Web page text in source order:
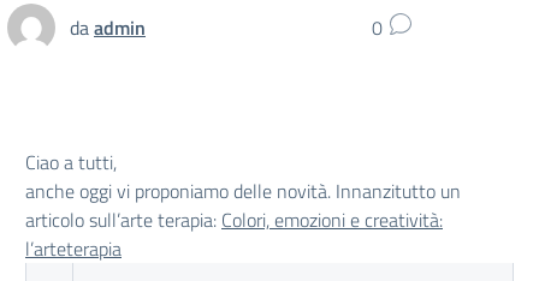
daadmin 0
Ciao a tutti,
anche oggi vi proponiamo delle novità. Innanzitutto un
articolo sull’arte terapia: Colori, emozioni e creatività:
l’arteterapia